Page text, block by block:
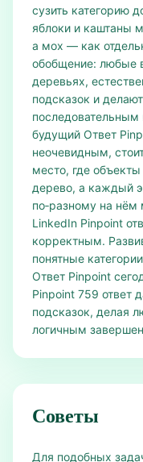
сузить категорию
яблоки и каштаны
а мох — как
обобщение: любые
деревьях,
подсказок и
последовательным
будущий Ответ
неочевидным,
место, где
дерево, а каждый
по‑разному на нём
LinkedIn Pinpoint
корректным.
понятные
Ответ Pinpoint
Pinpoint 759 ответ
подсказок, делая
логичным
Советы
Для подобных